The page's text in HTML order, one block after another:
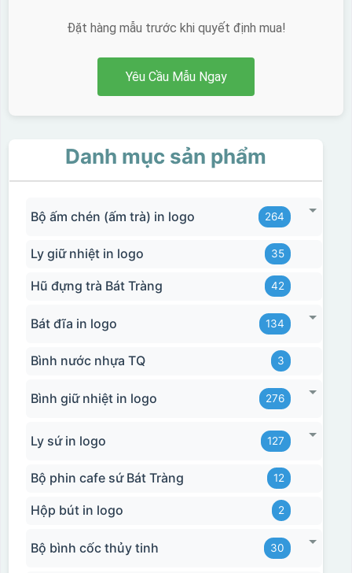
Đặt hàng mẫu trước khi quyết định mua!
Yêu Cầu Mẫu Ngay
Danh mục sản phẩm
Bộ ấm chén (ấm trà) in logo 264
Ly giữ nhiệt in logo 35
Hũ đựng trà Bát Tràng 42
Bát đĩa in logo 134
Bình nước nhựa TQ 3
Bình giữ nhiệt in logo 276
Ly sứ in logo 127
Bộ phin cafe sứ Bát Tràng 12
Hộp bút in logo 2
Bộ bình cốc thủy tinh 30